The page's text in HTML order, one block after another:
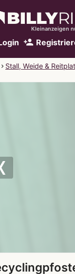
Kleinanzeigen
person_add
Stall, Weide &